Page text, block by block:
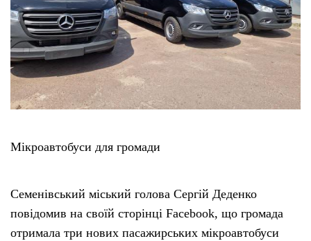
Мікроавтобуси для громади
Семенівський міський голова Сергій Деденко
повідомив на своїй сторінці Facebook, що громада
отримала три нових пасажирських мікроавтобуси